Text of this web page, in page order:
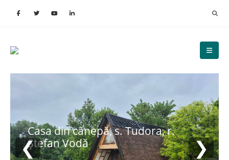
Casa din cânepă, s. Tudora, r.
Ștefan Vodă
❮ ❯